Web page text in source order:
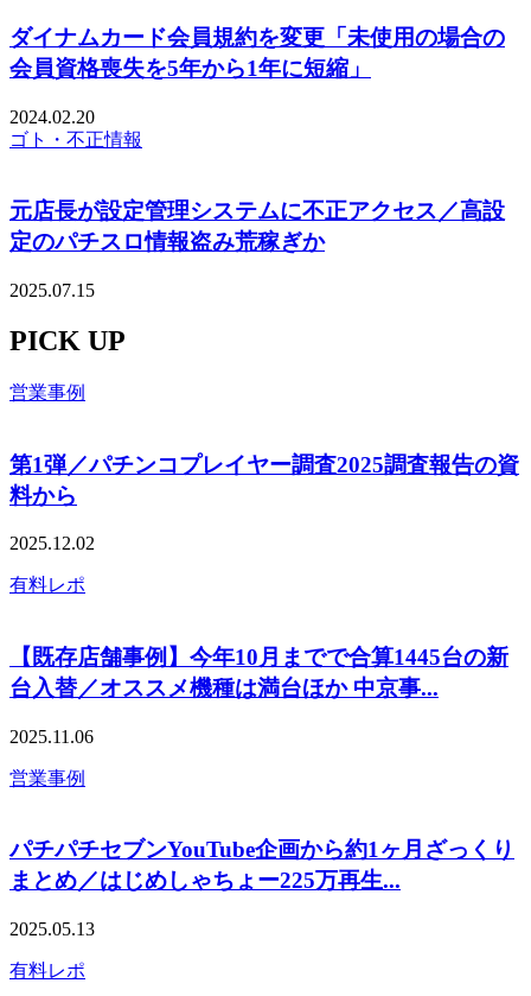
ダイナムカード会員規約を変更「未使用の場合の
会員資格喪失を5年から1年に短縮」
2024.02.20
ゴト・不正情報
元店長が設定管理システムに不正アクセス／高設
定のパチスロ情報盗み荒稼ぎか
2025.07.15
PICK UP
営業事例
第1弾／パチンコプレイヤー調査2025調査報告の資
料から
2025.12.02
有料レポ
【既存店舗事例】今年10月までで合算1445台の新
台入替／オススメ機種は満台ほか 中京事...
2025.11.06
営業事例
パチパチセブンYouTube企画から約1ヶ月ざっくり
まとめ／はじめしゃちょー225万再生...
2025.05.13
有料レポ